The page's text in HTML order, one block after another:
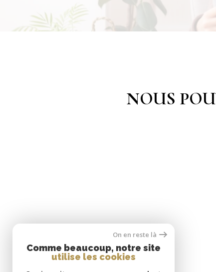
NOUS
On en reste là
Comme beaucoup, notre site
utilise les cookies